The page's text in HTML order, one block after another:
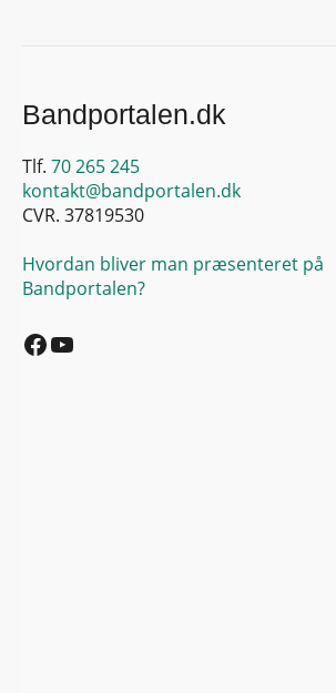
Bandportalen.dk
Tlf. 70 265 245
kontakt@bandportalen.dk
CVR. 37819530
Hvordan bliver man præsenteret på
Bandportalen?
Facebook